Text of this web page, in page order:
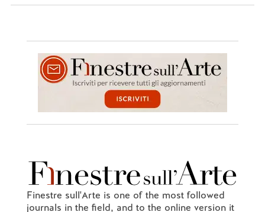
Finestre sull'Arte is one of the most followed
journals in the field, and to the online version it